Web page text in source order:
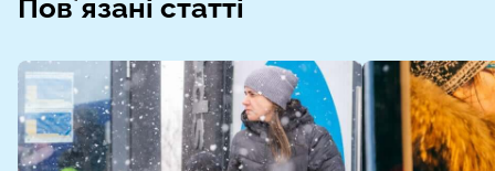
Повʼязані статті